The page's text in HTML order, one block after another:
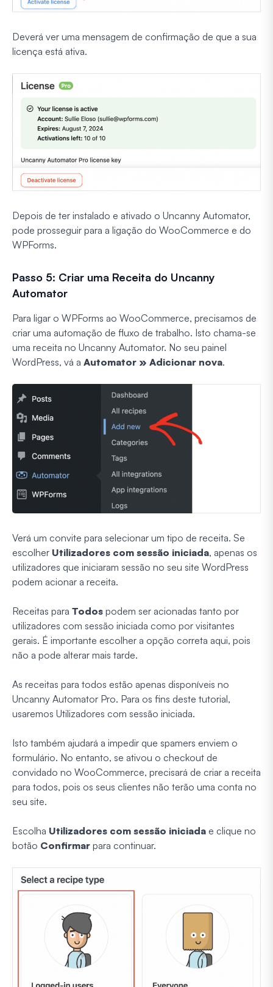
Deverá ver uma mensagem de confirmação de que a sua
licença está ativa.
Depois de ter instalado e ativado o Uncanny Automator,
pode prosseguir para a ligação do WooCommerce e do
WPForms.
Passo 5: Criar uma Receita do Uncanny
Automator
Para ligar o WPForms ao WooCommerce, precisamos de
criar uma automação de fluxo de trabalho. Isto chama-se
uma receita no Uncanny Automator. No seu painel
WordPress, vá a Automator » Adicionar nova.
Verá um convite para selecionar um tipo de receita. Se
escolher Utilizadores com sessão iniciada, apenas os
utilizadores que iniciaram sessão no seu site WordPress
podem acionar a receita.
Receitas para Todos podem ser acionadas tanto por
utilizadores com sessão iniciada como por visitantes
gerais. É importante escolher a opção correta aqui, pois
não a pode alterar mais tarde.
As receitas para todos estão apenas disponíveis no
Uncanny Automator Pro. Para os fins deste tutorial,
usaremos Utilizadores com sessão iniciada.
Isto também ajudará a impedir que spamers enviem o
formulário. No entanto, se ativou o checkout de
convidado no WooCommerce, precisará de criar a receita
para todos, pois os seus clientes não terão uma conta no
seu site.
Escolha Utilizadores com sessão iniciada e clique no
botão Confirmar para continuar.